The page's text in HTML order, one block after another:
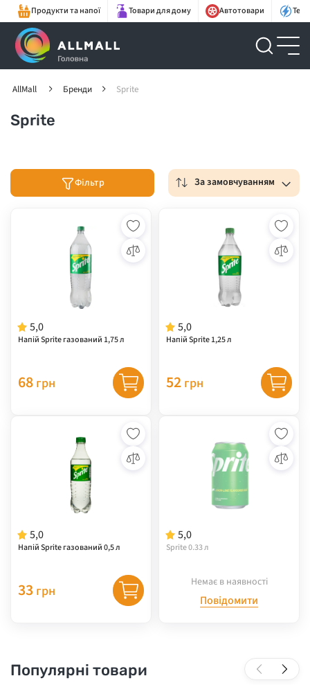
Продукти та напої Товари для дому Автотовари
AllMall Бренди Sprite
Sprite
Фільтр За замовчуванням
5,0
Напій Sprite газований 1,75 л
68 грн
5,0
Напій Sprite 1,25 л
52 грн
5,0
Напій Sprite газований 0,5 л
33 грн
5,0
Sprite 0.33 л
Немає в наявності
Повідомити
Популярні товари